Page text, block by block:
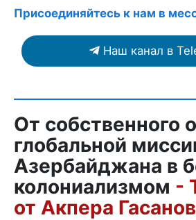
Присоединяйтесь к нам в
Наш канал в
От собственного
глобальной
Азербайджана в
колониализмом -
от Акпера